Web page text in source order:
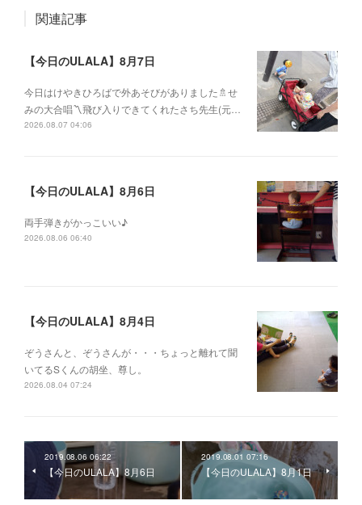
関連記事
【今日のULALA】8月7日
今日はけやきひろばで外あそびがありました🚿せ
みの大合唱〽飛び入りできてくれたさち先生(元…
2026.08.07 04:06
【今日のULALA】8月6日
両手弾きがかっこいい♪
2026.08.06 06:40
【今日のULALA】8月4日
ぞうさんと、ぞうさんが・・・ちょっと離れて聞
いてるSくんの胡坐、尊し。
2026.08.04 07:24
2019.08.06 06:22
【今日のULALA】8月6日
2019.08.01 07:16
【今日のULALA】8月1日